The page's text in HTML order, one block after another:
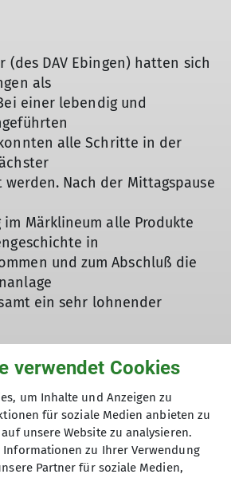
(des DAV Ebingen) hatten sich
als
einer lebendig und
alle Schritte in der
Nach der Mittagspause
Märklineum alle Produkte
in
und zum Abschluß die
ein sehr lohnender
verwendet Cookies
um Inhalte und Anzeigen zu
für soziale Medien anbieten zu
unsere Website zu analysieren.
zu Ihrer Verwendung
Partner für soziale Medien,